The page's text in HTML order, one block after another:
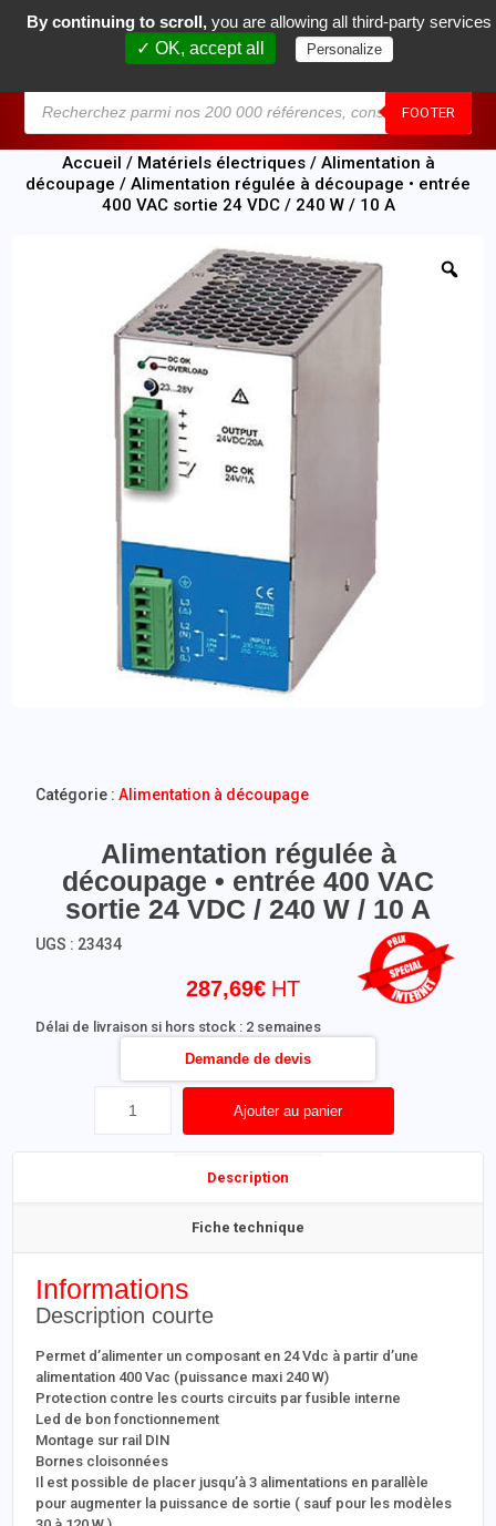
FOOTER
0
Accueil / Matériels électriques/ Alimentation à
découpage / Alimentation régulée à découpage • entrée
400 VAC sortie 24 VDC / 240 W / 10 A
Alimentation régulée à
découpage • entrée 400 VAC
sortie 24 VDC / 240 W / 10 A
287,69€
Délai de livraison si hors stock : 2 semaines
Ajouter au panier
Demande de devis
UGS : 23434
Catégorie :Alimentation à découpage
Description
Fiche technique
Informations
Description courte
Permet d’alimenter un composant en 24 Vdc à partir d’une
alimentation 400 Vac (puissance maxi 240 W)
Protection contre les courts circuits par fusible interne
Led de bon fonctionnement
Montage sur rail DIN
Bornes cloisonnées
Il est possible de placer jusqu’à 3 alimentations en parallèle
pour augmenter la puissance de sortie ( sauf pour les modèles
By continuing to scroll, you are allowing all third-party services
✓ OK, accept all
Personalize